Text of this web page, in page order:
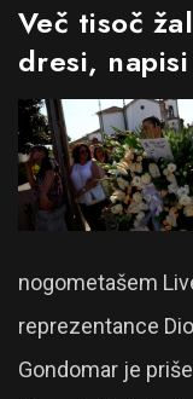
Več tisoč
dresi, napisi
nogometašem
reprezentance
Gondomar je